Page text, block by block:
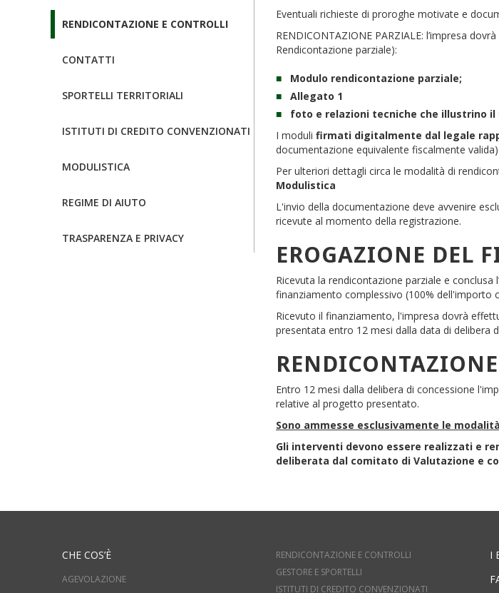
RENDICONTAZIONE E CONTROLLI
CONTATTI
SPORTELLI TERRITORIALI
ISTITUTI DI CREDITO CONVENZIONATI
MODULISTICA
REGIME DI AIUTO
TRASPARENZA E PRIVACY
Eventuali richieste di proroghe motivate e
RENDICONTAZIONE PARZIALE: l’impresa
Rendicontazione parziale):
Modulo rendicontazione parziale;
Allegato 1
foto e relazioni tecniche che illustrino
I moduli firmati digitalmente dal legale
documentazione equivalente fiscalmente
Per ulteriori dettagli circa le modalità di
Modulistica
L'invio della documentazione deve avvenire
ricevute al momento della registrazione.
EROGAZIONE DEL
Ricevuta la rendicontazione parziale e
finanziamento complessivo (100% dell'importo
Ricevuto il finanziamento, l'impresa dovrà
presentata entro 12 mesi dalla data di delibera
Entro 12 mesi dalla delibera di concessione
relative al progetto presentato.
Sono ammesse esclusivamente le
Gli interventi devono essere realizzati e
deliberata dal comitato di Valutazione e
CHE COS’È
AGEVOLAZIONE
RENDICONTAZIONE E CONTROLLI
GESTORE E SPORTELLI
ISTITUTI DI CREDITO CONVENZIONATI
I